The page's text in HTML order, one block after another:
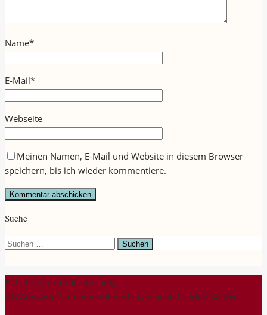
Name*
E-Mail*
Webseite
Meinen Namen, E-Mail und Website in diesem Browser
speichern, bis ich wieder kommentiere.
Suche
Suchen
* Partnerlink (Affiliate-Link)
Als Amazon-Partner verdiene ich an qualifizierten Käufen.